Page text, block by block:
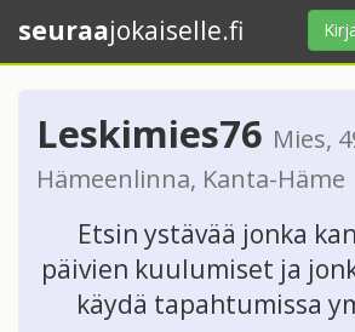
seuraajokaiselle.fi
Leskimies76 Mies,
Hämeenlinna, Kanta-Häme
Etsin ystävää jonka
päivien kuulumiset ja
käydä tapahtumissa